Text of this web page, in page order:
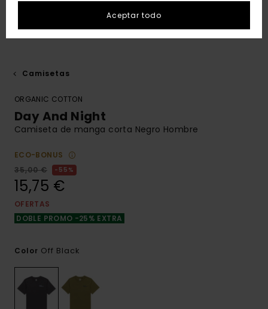
Camisetas
ORGANIC COTTON
Day And Night
Camiseta de manga corta Negro Hombre
ECO-BONUS
35,00 €
55%
15,75 €
OFERTAS
DOBLE PROMO -25% EXTRA
Color Off Black
Aceptar todo